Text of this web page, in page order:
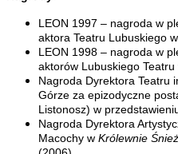
LEON 1997 – nagroda w
aktora Teatru Lubuskiego
LEON 1998 – nagroda w
aktorów Lubuskiego
Nagroda Dyrektora Teatru
Górze za epizodyczne
Listonosz) w
Nagroda Dyrektora
Macochy w Królewnie